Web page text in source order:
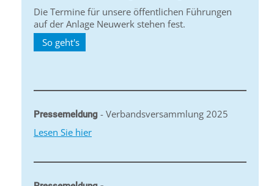
Die Termine für unsere öffentlichen Führungen
auf der Anlage Neuwerk stehen fest.
So geht's
Pressemeldung - Verbandsversammlung 2025
Lesen Sie hier